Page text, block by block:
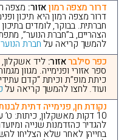
דרור מצפה רמוןאזור: מצפה
דרור מצפה רמון היא תיכון
חברתית. בבוקר, לומדים
הצהריים, ב”חברת הנוער”,
להמשך קריאה עלחברת
כפר סילבראזור: ליד אשקלון,
ספר אזורי ופנימייה. מגוון
כיתת מופ”ת וכיתת “קדם
ועוד. לחצו להמשך קריאה על
נקודת חן, פנימייה דתית
10 דקות מאשקלון, כיתות:
להגדיר כהזדמנות שנייה
בחייהן לאחר שלא הצליחו